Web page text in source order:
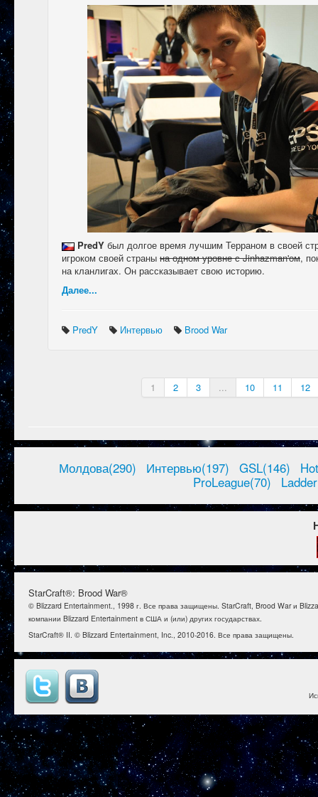
PredY был долгое время лучшим Терраном в своей
игроком своей страны на одном уровне с Jinhazman'ом,
на кланлигах. Он рассказывает свою историю.
Далее...
PredY Интервью Brood War
1 2 3 ... 10 11 12
Молдова(290) Интервью(197) GSL(146)
ProLeague(70)
StarCraft®: Brood War®
© Blizzard Entertainment., 1998 г. Все права защищены. StarCraft, Brood War и
компании Blizzard Entertainment в США и (или) других государствах.
StarCraft® II. © Blizzard Entertainment, Inc., 2010-2016. Все права защищены.